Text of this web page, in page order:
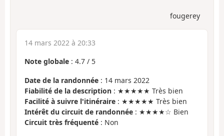
fougerey
14 mars 2022 à 20:33
Note globale : 4.7 / 5
Date de la randonnée : 14 mars 2022
Fiabilité de la description : ★★★★★ Très bien
Facilité à suivre l'itinéraire : ★★★★★ Très bien
Intérêt du circuit de randonnée : ★★★★☆ Bien
Circuit très fréquenté : Non